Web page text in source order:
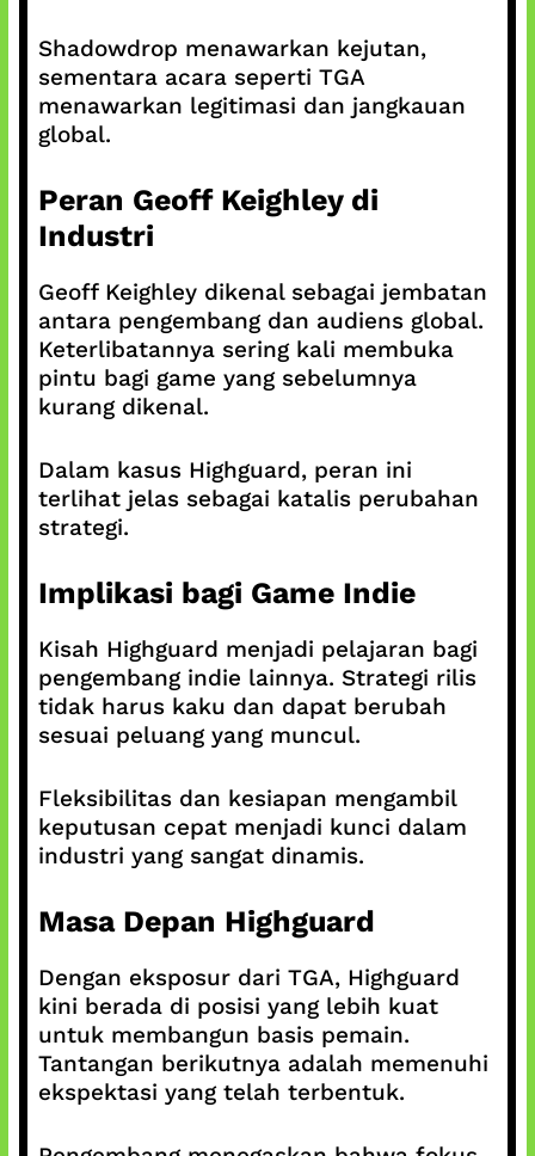
Shadowdrop menawarkan kejutan,
sementara acara seperti TGA
menawarkan legitimasi dan jangkauan
global.
Peran Geoff Keighley di
Industri
Geoff Keighley dikenal sebagai jembatan
antara pengembang dan audiens global.
Keterlibatannya sering kali membuka
pintu bagi game yang sebelumnya
kurang dikenal.
Dalam kasus Highguard, peran ini
terlihat jelas sebagai katalis perubahan
strategi.
Implikasi bagi Game Indie
Kisah Highguard menjadi pelajaran bagi
pengembang indie lainnya. Strategi rilis
tidak harus kaku dan dapat berubah
sesuai peluang yang muncul.
Fleksibilitas dan kesiapan mengambil
keputusan cepat menjadi kunci dalam
industri yang sangat dinamis.
Masa Depan Highguard
Dengan eksposur dari TGA, Highguard
kini berada di posisi yang lebih kuat
untuk membangun basis pemain.
Tantangan berikutnya adalah memenuhi
ekspektasi yang telah terbentuk.